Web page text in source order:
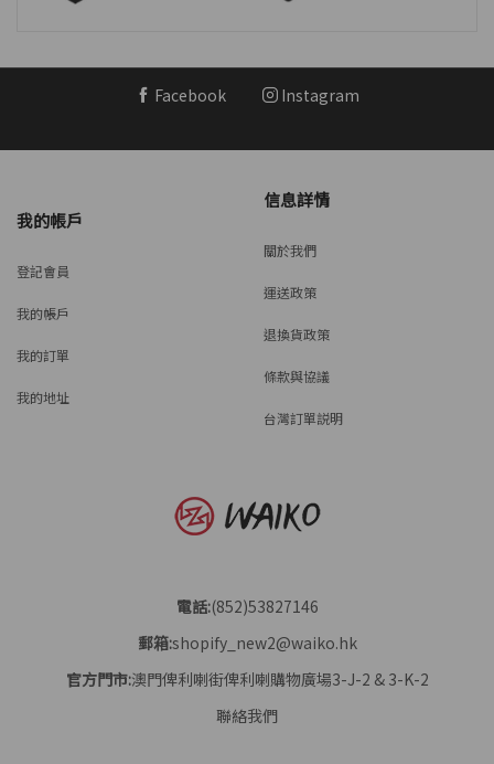
Facebook Instagram
我的帳戶
登記會員
我的帳戶
我的訂單
我的地址
信息詳情
關於我們
運送政策
退換貨政策
條款與協議
台灣訂單説明
電話:(852)53827146
郵箱:shopify_new2@waiko.hk
官方門市:澳門俾利喇街俾利喇購物廣場3-J-2 & 3-K-2
聯絡我們